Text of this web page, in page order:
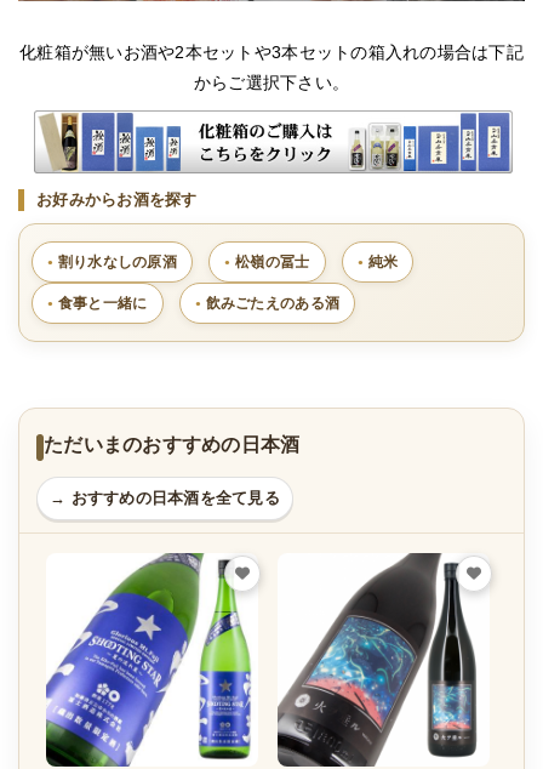
化粧箱が無いお酒や2本セットや3本セットの箱入れの場合は下記
からご選択下さい。
お好みからお酒を探す
割り水なしの原酒 松嶺の冨士 純米
食事と一緒に 飲みごたえのある酒
ただいまのおすすめの日本酒
→ おすすめの日本酒を全て見る